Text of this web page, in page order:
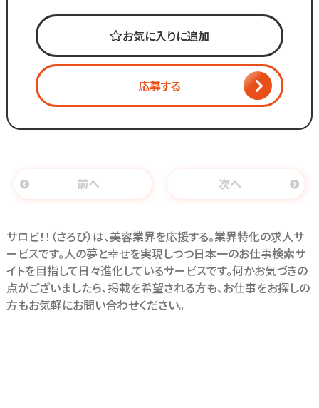
「美容師の仕事は好きだけど
長時間労働＋低賃金で転職したい...」
「物価ばかり上がって
給与は上がらず生活に余裕がない」
「手荒れやノルマがキツイ」
そんな働き方はもう古い。
カット専門店の「カットコムズ」。
「今より稼げるけど、ホワイトな労働環境」
／
ブランクのある
30代～50代の方に
お気に入りに追加
応募する
前へ 次へ
サロビ！！（さろび）は、美容業界を応援する。業界特化の求人サ
ービスです。人の夢と幸せを実現しつつ日本一のお仕事検索サ
イトを目指して日々進化しているサービスです。何かお気づきの
点がございましたら、掲載を希望される方も、お仕事をお探しの
方もお気軽にお問い合わせください。